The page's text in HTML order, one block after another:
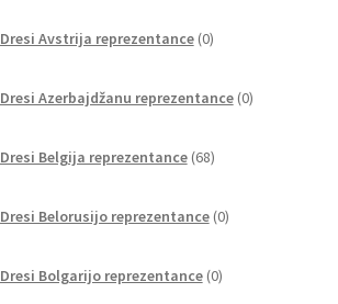
Dresi Avstrija reprezentance 0izdelkov
Dresi Azerbajdžanu reprezentance 0izdelkov
Dresi Belgija reprezentance 68izdelkov
Dresi Belorusijo reprezentance 0izdelkov
Dresi Bolgarijo reprezentance 0izdelkov